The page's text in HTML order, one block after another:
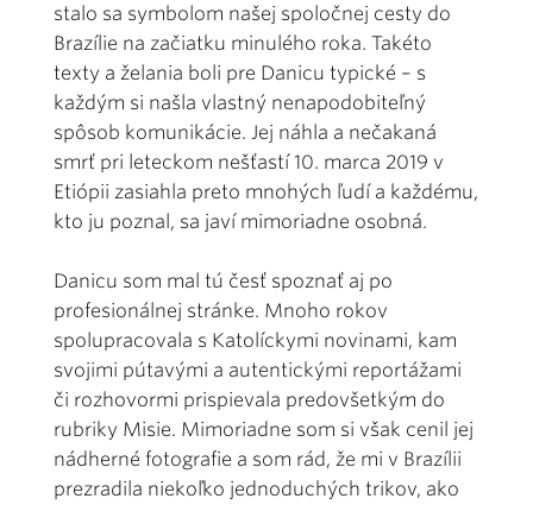
stalo sa symbolom našej spoločnej cesty do
Brazílie na začiatku minulého roka. Takéto
texty a želania boli pre Danicu typické – s
každým si našla vlastný nenapodobiteľný
spôsob komunikácie. Jej náhla a nečakaná
smrť pri leteckom nešťastí 10. marca 2019 v
Etiópii zasiahla preto mnohých ľudí a každému,
kto ju poznal, sa javí mimoriadne osobná.
Danicu som mal tú česť spoznať aj po
profesionálnej stránke. Mnoho rokov
spolupracovala s Katolíckymi novinami, kam
svojimi pútavými a autentickými reportážami
či rozhovormi prispievala predovšetkým do
rubriky Misie. Mimoriadne som si však cenil jej
nádherné fotografie a som rád, že mi v Brazílii
prezradila niekoľko jednoduchých trikov, ako